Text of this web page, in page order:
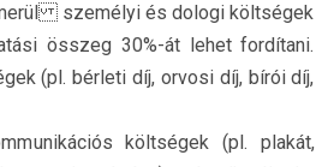
személyi és dologi költségek
összeg 30%-át lehet fordítani.
(pl. bérleti díj, orvosi díj, bírói díj,
költségek (pl. plakát,